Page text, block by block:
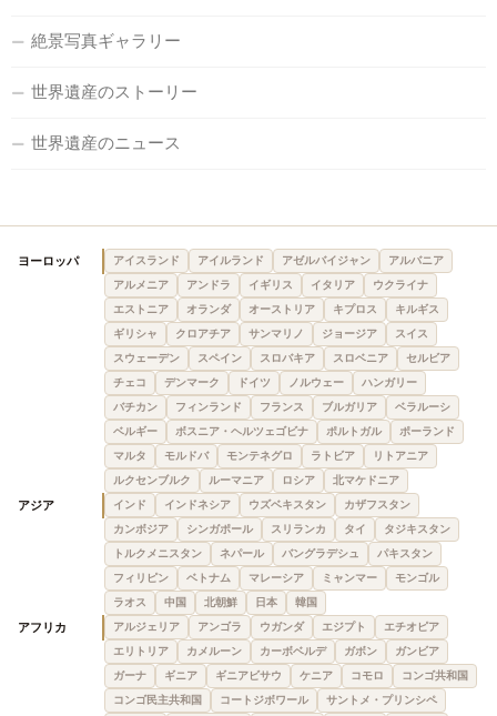
絶景写真ギャラリー
世界遺産のストーリー
世界遺産のニュース
ヨーロッパ アイスランド アイルランド アゼルバイジャン
アルバニア
アルメニア
アンドラ イギリス イタリア
ウクライナ
エストニア
オランダ オーストリア キプロス
キルギス
ギリシャ
クロアチア サンマリノ ジョージア
スイス
スウェーデン
スペイン スロバキア スロベニア
セルビア
チェコ
デンマーク ドイツ ノルウェー
ハンガリー
バチカン
フィンランド フランス ブルガリア
ベラルーシ
ベルギー
ボスニア・ヘルツェゴビナ ポルトガル
ポーランド
マルタ
モルドバ モンテネグロ ラトビア
リトアニア
ルクセンブルク
ルーマニア ロシア 北マケドニア
アジア インド インドネシア ウズベキスタン
カザフスタン
カンボジア
シンガポール スリランカ タイ
タジキスタン
トルクメニスタン
ネパール バングラデシュ
パキスタン
フィリピン
ベトナム マレーシア ミャンマー
モンゴル
ラオス
中国 北朝鮮 日本 韓国
アフリカ アルジェリア アンゴラ ウガンダ エジプト
エチオピア
エリトリア
カメルーン カーボベルデ ガボン
ガンビア
ガーナ
ギニア ギニアビサウ ケニア コモロ
コンゴ共和国
コンゴ民主共和国
コートジボワール
サントメ・プリンシペ